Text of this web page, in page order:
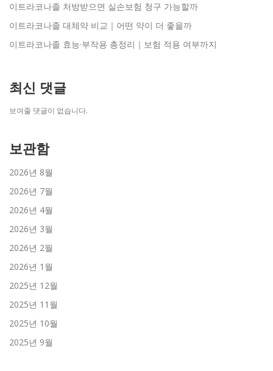
이트라코나졸 처방받으면 실손보험 청구 가능할까
이트라코나졸 대체약 비교｜어떤 약이 더 좋을까
이트라코나졸 효능·부작용 총정리｜보험 적용 여부까지
최신 댓글
보여줄 댓글이 없습니다.
보관함
2026년 8월
2026년 7월
2026년 4월
2026년 3월
2026년 2월
2026년 1월
2025년 12월
2025년 11월
2025년 10월
2025년 9월